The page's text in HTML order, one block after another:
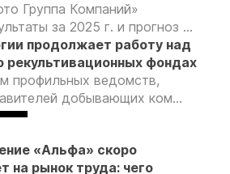
Группа Компаний»
за 2025 г. и прогноз ...
продолжает работу над
рекультивационных фондах
профильных ведомств,
добывающих ком...
«Альфа» скоро
на рынок труда: чего